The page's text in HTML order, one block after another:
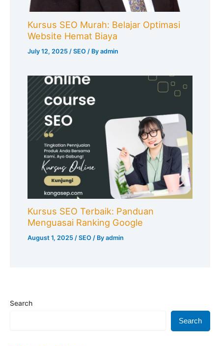
Kursus SEO Murah: Belajar Optimasi
Website Hemat Biaya
July 12, 2025 /SEO / Byadmin
Kursus SEO Terbaik: Panduan
Menguasai Ranking Google
August 1, 2025/SEO / Byadmin
Search
Search